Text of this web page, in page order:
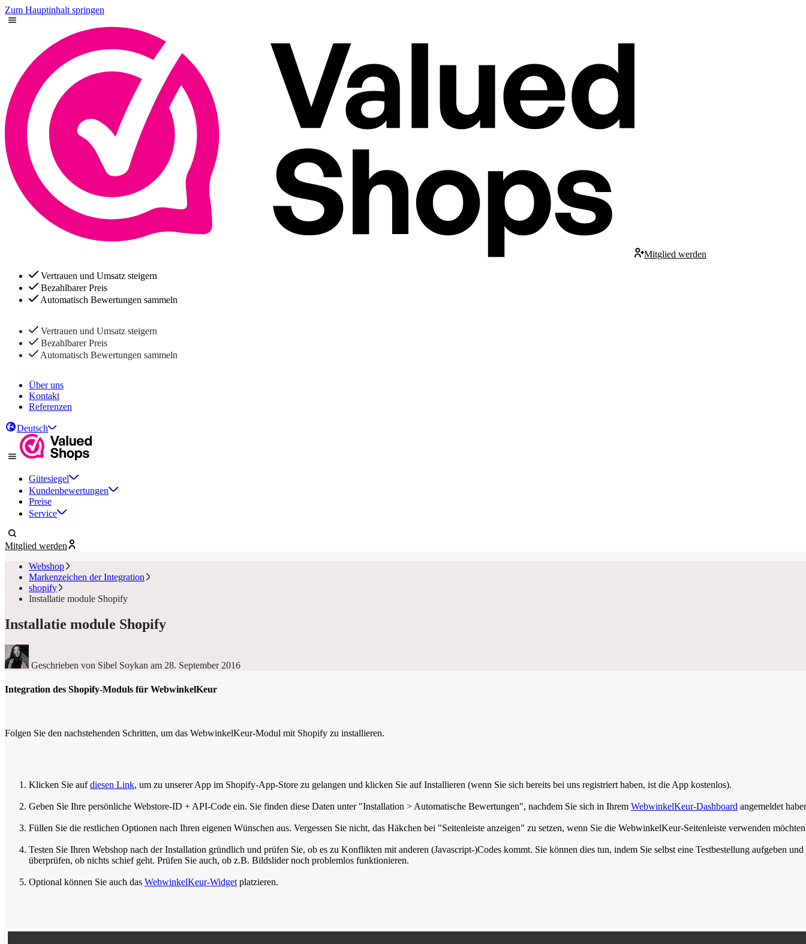
Zum Hauptinhalt springen
Mitglied werden
Vertrauen und Umsatz steigern
Bezahlbarer Preis
Automatisch Bewertungen sammeln
Vertrauen und Umsatz steigern
Bezahlbarer Preis
Automatisch Bewertungen sammeln
Über uns
Kontakt
Referenzen
Deutsch
Gütesiegel
Kundenbewertungen
Preise
Service
Mitglied werden
Webshop
Markenzeichen der Integration
shopify
Installatie module Shopify
Installatie module Shopify
Geschrieben von Sibel Soykan am 28. September 2016
Integration des Shopify-Moduls für WebwinkelKeur
Folgen Sie den nachstehenden Schritten, um das WebwinkelKeur-Modul mit Shopify zu installieren.
Klicken Sie aufdiesen Link, um zu unserer App im Shopify-App-Store zu gelangen und klicken Sie auf Installieren (wenn Sie sich bereits bei uns registriert haben, ist die App kostenlos).
Geben Sie Ihre persönliche Webstore-ID + API-Code ein. Sie finden diese Daten unter "Installation > Automatische Bewertungen", nachdem Sie sich in Ihrem WebwinkelKeur-Dashboard angemeldet
Füllen Sie die restlichen Optionen nach Ihren eigenen Wünschen aus. Vergessen Sie nicht, das Häkchen bei "Seitenleiste anzeigen" zu setzen, wenn Sie die WebwinkelKeur-Seitenleiste verwenden
Testen Sie Ihren Webshop nach der Installation gründlich und prüfen Sie, ob es zu Konflikten mit anderen (Javascript-)Codes kommt. Sie können dies tun, indem Sie selbst eine Testbestellung aufgeben und
überprüfen, ob nichts schief geht. Prüfen Sie auch, ob z.B. Bildslider noch problemlos funktionieren.
Optional können Sie auch das WebwinkelKeur-Widget platzieren.